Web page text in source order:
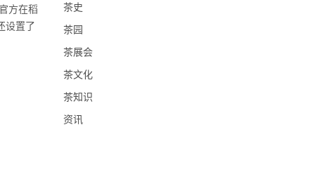
方在稻
设置了
茶史
茶园
茶展会
茶文化
茶知识
资讯